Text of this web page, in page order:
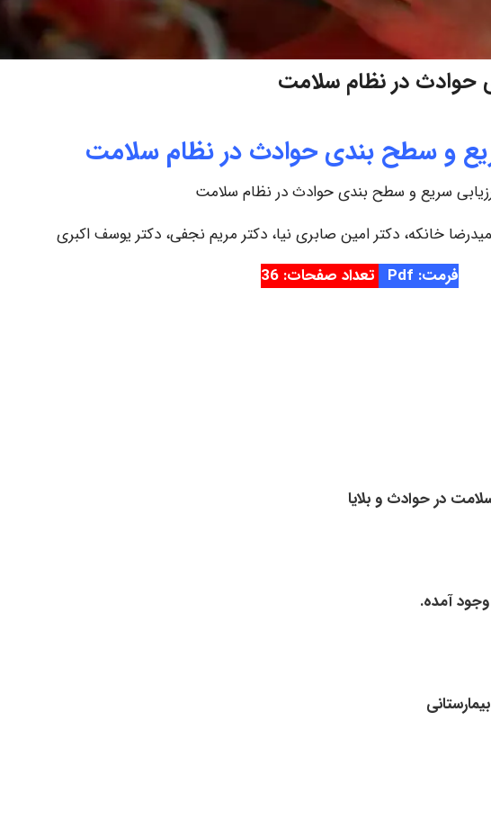
حوادث در نظام سلامت
سریع و سطح بندی حوادث در نظام سلامت
ارزیابی سریع و سطح بندی حوادث در نظام سلامت
خانکه، دکتر امین صابری نیا، دکتر مریم نجفی، دکتر یوسف اکبری
فرمت: Pdf
تعداد صفحات: 36
در حوادث و بلایا
آمده.